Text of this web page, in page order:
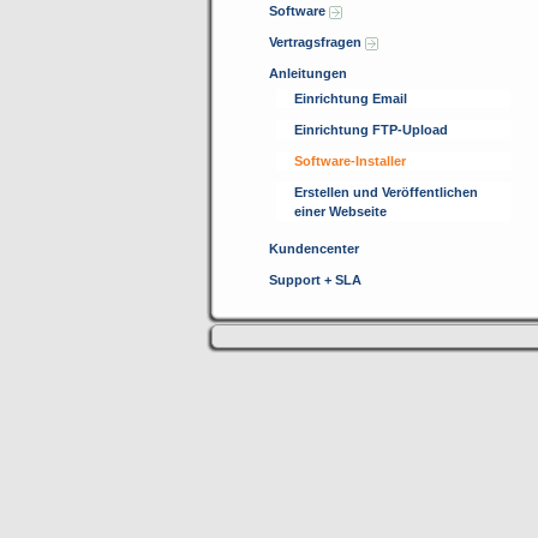
Software
Vertragsfragen
Anleitungen
Einrichtung Email
Einrichtung FTP-Upload
Software-Installer
Erstellen und Veröffentlichen
einer Webseite
Kundencenter
Support + SLA